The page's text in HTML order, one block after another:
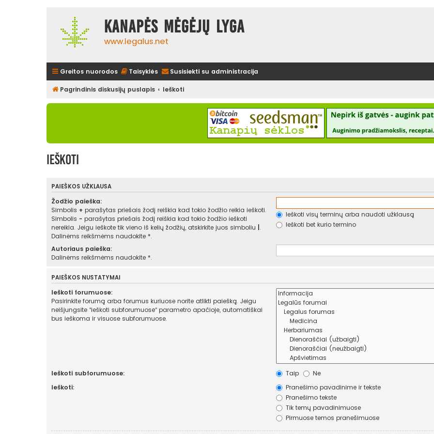
Kanapės mėgėjų lyga
www.legalus.net
Greitos nuorodos Taisyklės Susisiekti su administracija
Pagrindinis diskusijų puslapis Ieškoti
Ieškoti
PAIEŠKOS UŽKLAUSA
Žodžio paieška:
Simbolis + parašytas priešais žodį reiškia kad tokio žodžio reikia ieškoti.
Simbolis - parašytas priešais žodį reiškia kad tokio žodžio ieškoti
nereikia. Jeigu ieškote tik vieno iš kelių žodžių, atskirkite juos simboliu .
Dalinėms reikšmėms naudokite *.
Ieškoti visų terminų arba naudoti užklausą
Ieškoti bet kurio termino
Autoriaus paieška:
Dalinėms reikšmėms naudokite *.
PAIEŠKOS NUSTATYMAI
Ieškoti forumuose:
Pasirinkite forumą arba forumus kuriuose norite atlikti paiešką. Jeigu
neišjungsite “ieškoti subforumuose“ parametro apačioje, automatiškai
bus ieškoma ir visuose subforumuose.
Ieškoti subforumuose: Taip
Ne
Ieškoti:
Pranešimo pavadinime ir tekste
Pranešimo tekste
Tik temų pavadinimuose
Pirmuose temos pranešimuose